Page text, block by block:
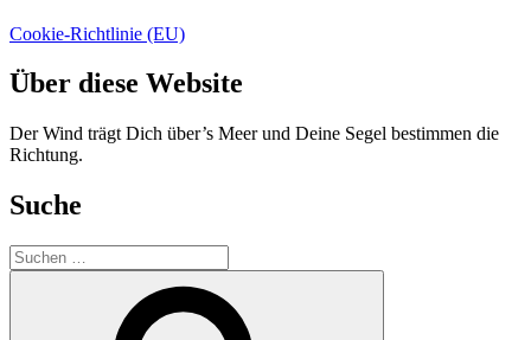
Cookie-Richtlinie (EU)
Über diese Website
Der Wind trägt Dich über’s Meer und Deine Segel bestimmen die
Richtung.
Suche
Suchen
nach: